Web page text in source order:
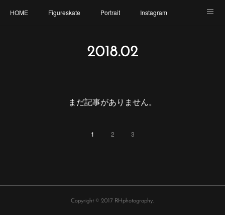
HOME Figureskate Portrait Instagram
2018.02
まだ記事がありません。
1 2 3
Copyright © 2017 RHphotography.